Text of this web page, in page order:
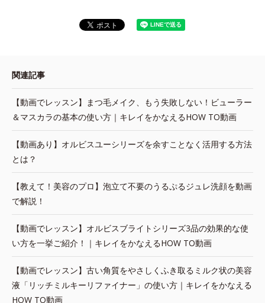
関連記事
【動画でレッスン】まつ毛メイク、もう失敗しない！ビューラー
＆マスカラの基本の使い方｜キレイをかなえるHOW TO動画
【動画あり】オルビスユーシリーズを余すことなく活用する方法
とは？
【教えて！美容のプロ】泡立て不要のうるぷるジュレ洗顔を動画
で解説！
【動画でレッスン】オルビスブライトシリーズ3品の効果的な使
い方を一挙ご紹介！｜キレイをかなえるHOW TO動画
【動画でレッスン】古い角質をやさしくふき取るミルク状の美容
液「リッチミルキーリファイナー」の使い方｜キレイをかなえる
HOW TO動画